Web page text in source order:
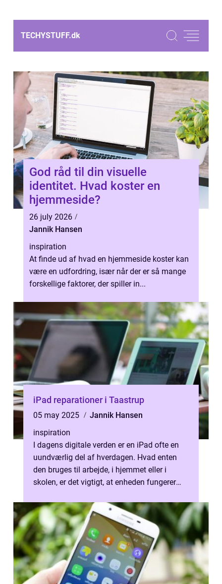
TECHYSTUFF.dk
God råd til din visuelle
identitet. Hvad koster en
hjemmeside?
26 july 2026
Jannik Hansen
inspiration
At finde ud af hvad en hjemmeside koster kan
være en udfordring, især når der er så mange
forskellige faktorer, der spiller in...
iPad reparationer i Taastrup
05 may 2025
Jannik Hansen
inspiration
I dagens digitale verden er en iPad ofte en
uundværlig del af hverdagen. Hvad enten
den bruges til arbejde, i hjemmet eller i
skolen, er det vigtigt, at enheden fungerer